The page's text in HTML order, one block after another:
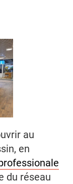
au
en
du réseau